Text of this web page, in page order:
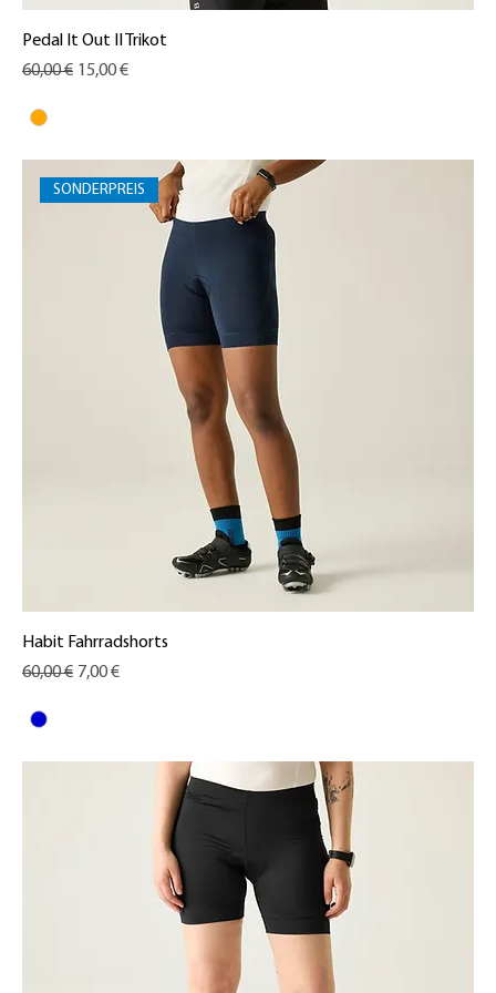
Pedal It Out II Trikot
Standardpreis
60,00 € Sale-Preis
15,00 €
SONDERPREIS
Habit Fahrradshorts
Standardpreis
60,00 € Sale-Preis
7,00 €